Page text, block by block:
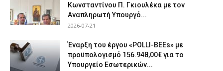
Κωνσταντίνου Π. Γκιουλέκα με τον
Αναπληρωτή Υπουργό...
2026-07-21
Έναρξη του έργου «POLLI-BEEs» με
προϋπολογισμό 156.948,00€ για το
Υπουργείο Εσωτερικών...